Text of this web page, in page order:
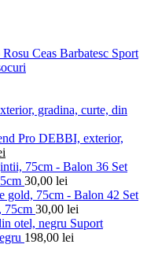
Ceas Barbatesc Sport
Pro DEBBI, exterior,
Set
30,00 lei
Set
75cm 30,00 lei
Suport
198,00 lei